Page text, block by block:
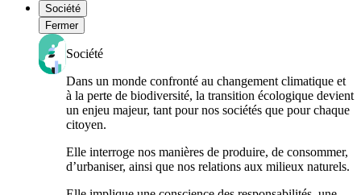
Société
Fermer
Société
Dans un monde confronté au changement climatique et
à la perte de biodiversité, la transition écologique devient
un enjeu majeur, tant pour nos sociétés que pour chaque
citoyen.
Elle interroge nos manières de produire, de consommer,
d’urbaniser, ainsi que nos relations aux milieux naturels.